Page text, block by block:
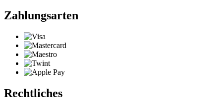
Zahlungsarten
Rechtliches